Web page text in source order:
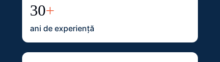
30+
ani de experiență